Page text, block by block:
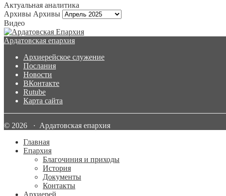
Актуальная аналитика
Архивы Архивы
Видео
Ардатовская епархия
Архиерейское служение
Послания
Новости
ВКонтакте
Rutube
Карта сайта
© 2026 · Ардатовская епархия
Главная
Епархия
Благочиния и приходы
История
Документы
Контакты
Архиерей